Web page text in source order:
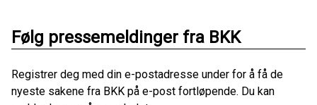
Følg pressemeldinger fra BKK
Registrer deg med din e-postadresse under for å få de
nyeste sakene fra BKK på e-post fortløpende. Du kan